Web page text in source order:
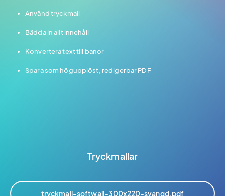
Använd tryckmall
Bädda in allt innehåll
Konvertera text till banor
Spara som högupplöst, redigerbar PDF
Tryckmallar
tryckmall-softwall-300x220-svangd.pdf